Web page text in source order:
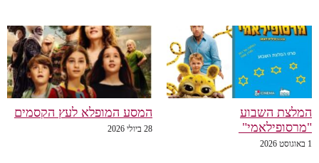
המלצת השבוע
"מרסופילאמי"
1 באוגוסט 2026
המסע המופלא לעץ הקסמים
28 ביולי 2026